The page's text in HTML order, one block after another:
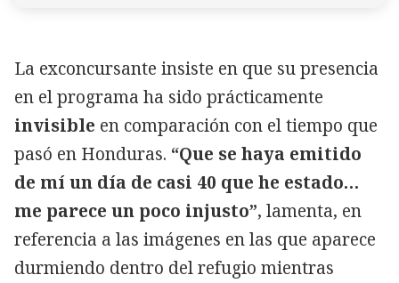
La exconcursante insiste en que su presencia
en el programa ha sido prácticamente
invisible en comparación con el tiempo que
pasó en Honduras. “Que se haya emitido
de mí un día de casi 40 que he estado…
me parece un poco injusto”, lamenta, en
referencia a las imágenes en las que aparece
durmiendo dentro del refugio mientras